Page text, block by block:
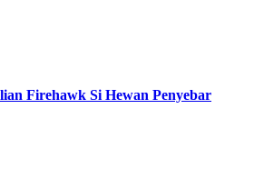
Firehawk Si Hewan Penyebar